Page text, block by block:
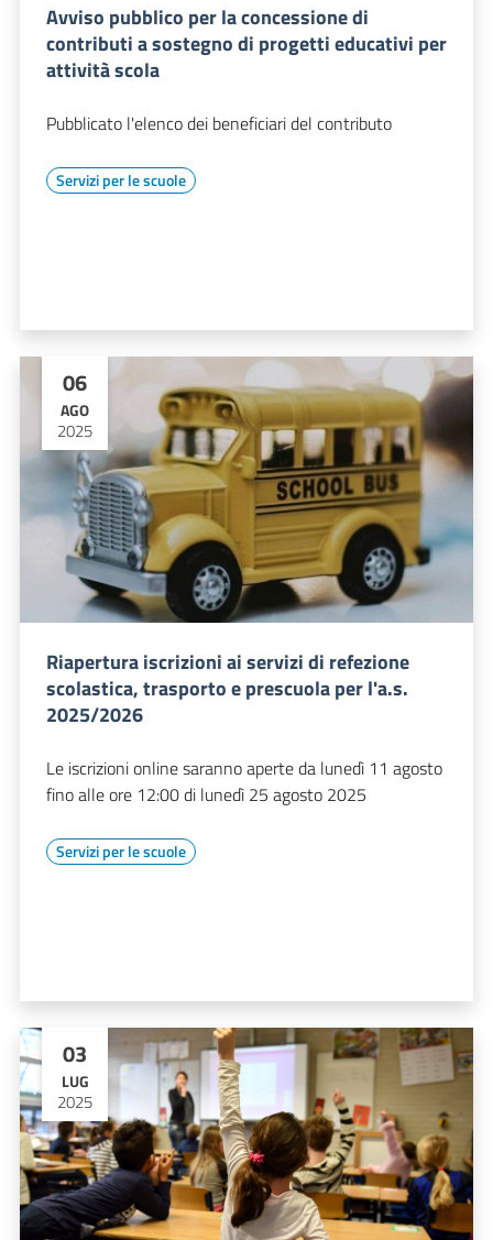
Avviso pubblico per la concessione di
contributi a sostegno di progetti educativi per
attività scola
Pubblicato l'elenco dei beneficiari del contributo
Servizi per le scuole
06
AGO
2025
Riapertura iscrizioni ai servizi di refezione
scolastica, trasporto e prescuola per l'a.s.
2025/2026
Le iscrizioni online saranno aperte da lunedì 11 agosto
fino alle ore 12:00 di lunedì 25 agosto 2025
Servizi per le scuole
03
LUG
2025